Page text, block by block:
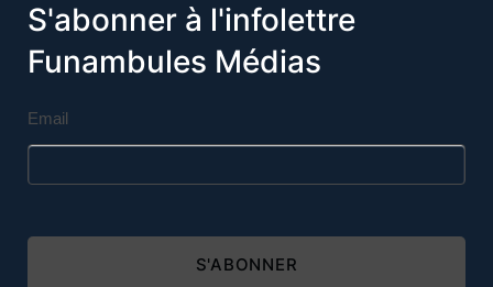
S'abonner à l'infolettre
Funambules Médias
Email
S'ABONNER